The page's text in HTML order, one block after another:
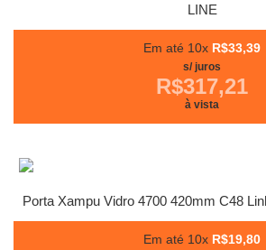
LINE
Em até 10x R$33,39
s/ juros
R$317,21
à vista
Porta Xampu Vidro 4700 420mm C48
Em até 10x R$19,80